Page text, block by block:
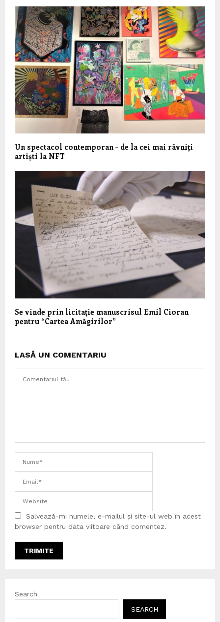
Un spectacol contemporan – de la cei mai râvniți
artiști la NFT
Se vinde prin licitație manuscrisul Emil Cioran
pentru “Cartea Amăgirilor”
LASĂ UN COMENTARIU
Salvează-mi numele, e-mailul și site-ul web în acest
browser pentru data viitoare când comentez.
Search
SEARCH